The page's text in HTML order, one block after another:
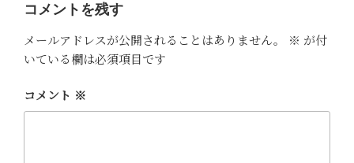
コメントを残す
メールアドレスが公開されることはありません。 ※ が付
いている欄は必須項目です
コメント ※